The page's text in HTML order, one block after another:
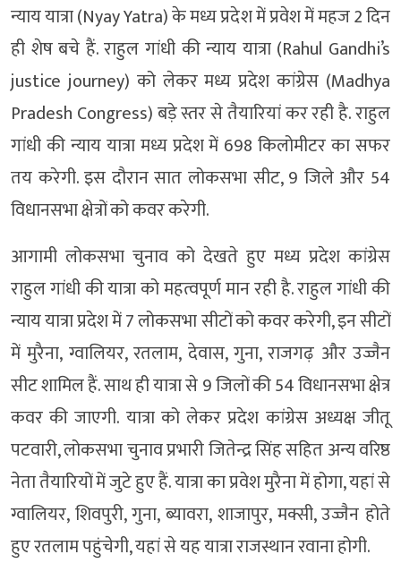
न्याय यात्रा (Nyay Yatra) के मध्य प्रदेश में प्रवेश में महज 2 दिन
ही शेष बचे हैं. राहुल गांधी की न्याय यात्रा (Rahul Gandhi’s
justice journey) को लेकर मध्य प्रदेश कांग्रेस (Madhya
Pradesh Congress) बड़े स्तर से तैयारियां कर रही है. राहुल
गांधी की न्याय यात्रा मध्य प्रदेश में 698 किलोमीटर का सफर
तय करेगी. इस दौरान सात लोकसभा सीट, 9 जिले और 54
विधानसभा क्षेत्रों को कवर करेगी.
आगामी लोकसभा चुनाव को देखते हुए मध्य प्रदेश कांग्रेस
राहुल गांधी की यात्रा को महत्वपूर्ण मान रही है. राहुल गांधी की
न्याय यात्रा प्रदेश में 7 लोकसभा सीटों को कवर करेगी, इन सीटों
में मुरैना, ग्वालियर, रतलाम, देवास, गुना, राजगढ़ और उज्जैन
सीट शामिल हैं. साथ ही यात्रा से 9 जिलों की 54 विधानसभा क्षेत्र
कवर की जाएगी. यात्रा को लेकर प्रदेश कांग्रेस अध्यक्ष जीतू
पटवारी, लोकसभा चुनाव प्रभारी जितेन्द्र सिंह सहित अन्य वरिष्ठ
नेता तैयारियों में जुटे हुए हैं. यात्रा का प्रवेश मुरैना में होगा, यहां से
ग्वालियर, शिवपुरी, गुना, ब्यावरा, शाजापुर, मक्सी, उज्जैन होते
हुए रतलाम पहुंचेगी, यहां से यह यात्रा राजस्थान रवाना होगी.